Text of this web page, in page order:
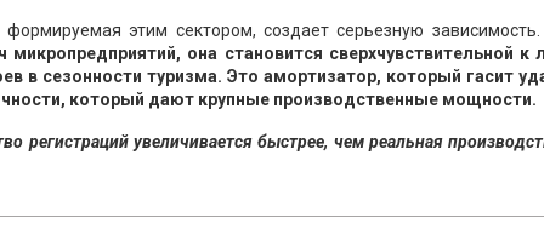
формируемая этим сектором, создает серьезную
микропредприятий, она становится сверхчувствительной
в сезонности туризма. Это амортизатор, который гасит
который дают крупные производственные мощности.
регистраций увеличивается быстрее, чем реальная